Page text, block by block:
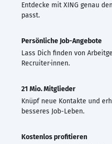
Entdecke mit XING genau
passt.
Persönliche Job-Angebote
Lass Dich finden von
Recruiter·innen.
21 Mio. Mitglieder
Knüpf neue Kontakte und
besseres Job-Leben.
Kostenlos profitieren